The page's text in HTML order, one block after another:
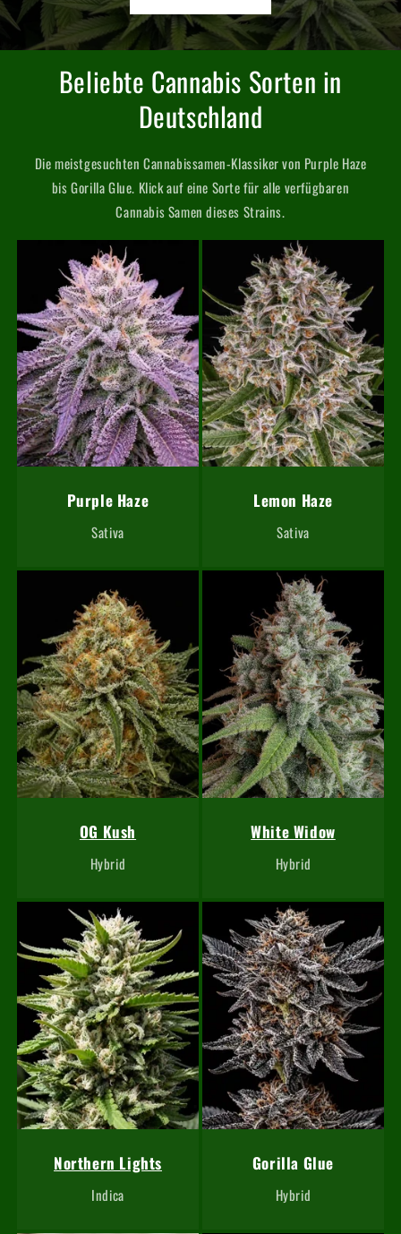
Beliebte Cannabis Sorten in
Deutschland
Die meistgesuchten Cannabissamen-Klassiker von Purple Haze
bis Gorilla Glue. Klick auf eine Sorte für alle verfügbaren
Cannabis Samen dieses Strains.
Purple Haze
Sativa
Lemon Haze
Sativa
OG Kush
Hybrid
White Widow
Hybrid
Northern Lights
Indica
Gorilla Glue
Hybrid